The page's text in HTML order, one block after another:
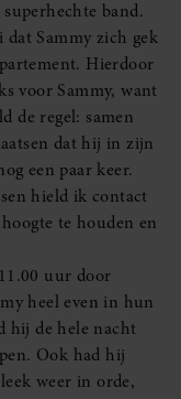
band.
Sammy zich gek
Hierdoor
voor Sammy, want
de regel: samen
dat hij in zijn
een paar keer.
hield ik contact
te houden en
uur door
heel even in hun
hij de hele nacht
Ook had hij
weer in orde,